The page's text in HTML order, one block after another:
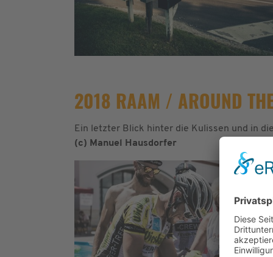
2018 RAAM / AROUND
Ein letzter Blick hinter die Kulissen und in
(c) Manuel Hausdorfer